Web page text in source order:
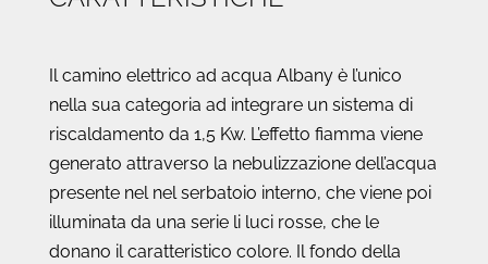
Il camino elettrico ad acqua Albany è l’unico
nella sua categoria ad integrare un sistema di
riscaldamento da 1,5 Kw. L’effetto fiamma viene
generato attraverso la nebulizzazione dell’acqua
presente nel nel serbatoio interno, che viene poi
illuminata da una serie li luci rosse, che le
donano il caratteristico colore. Il fondo della